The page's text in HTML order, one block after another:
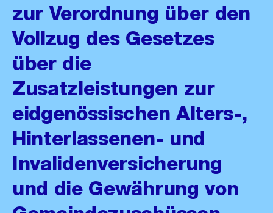
zur Verordnung über den
Vollzug des Gesetzes
über die
Zusatzleistungen zur
eidgenössischen Alters-,
Hinterlassenen- und
Invalidenversicherung
und die Gewährung von